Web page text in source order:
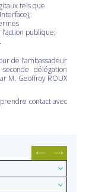
tels que
publique;
de l’ambassadeur
délégation
M. Geoffroy ROUX
contact avec